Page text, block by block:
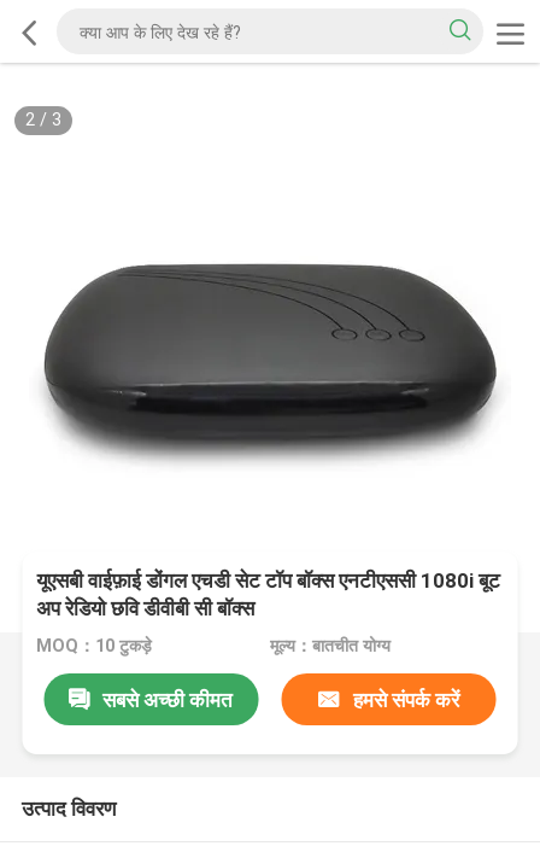
2/ 3
यूएसबी वाईफ़ाई डोंगल एचडी सेट टॉप बॉक्स एनटीएससी 1080i बूट
अप रेडियो छवि डीवीबी सी बॉक्स
MOQ：10 टुकड़े मूल्य：बातचीत योग्य
सबसे अच्छी कीमत हमसे संपर्क करें
उत्पाद विवरण